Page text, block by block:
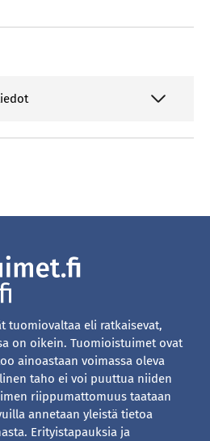
tuomiovaltaa eli ratkaisevat,
on oikein. Tuomioistuimet ovat
ainoastaan voimassa oleva
taho ei voi puuttua niiden
riippumattomuus taataan
annetaan yleistä tietoa
Erityistapauksia ja